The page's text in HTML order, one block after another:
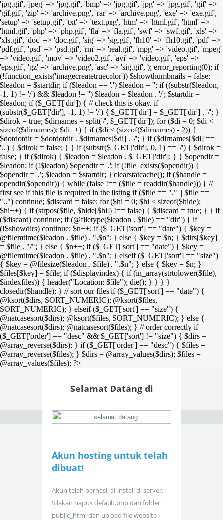
'jpg.gif', 'jpeg' => 'jpg.gif', 'bmp' => 'jpg.gif', 'jpg' => 'jpg.gif', 'gif' =>
'gif.gif', 'zip' => 'archive.png', 'rar' => 'archive.png', 'exe' => 'exe.gif',
'setup' => 'setup.gif', 'txt' => 'text.png', 'htm' => 'html.gif', 'html' =>
'html.gif', 'php' => 'php.gif', 'fla' => 'fla.gif', 'swf' => 'swf.gif', 'xls' =>
'xls.gif', 'doc' => 'doc.gif', 'sig' => 'sig.gif', 'fh10' => 'fh10.gif', 'pdf' =>
'pdf.gif', 'psd' => 'psd.gif', 'rm' => 'real.gif', 'mpg' => 'video.gif', 'mpeg'
=> 'video.gif', 'mov' => 'video2.gif', 'avi' => 'video.gif', 'eps' =>
'eps.gif', 'gz' => 'archive.png', 'asc' => 'sig.gif', ); error_reporting(0); if
(!function_exists('imagecreatetruecolor')) $showthumbnails = false;
$leadon = $startdir; if ($leadon == '.') $leadon = ''; if ((substr($leadon,
-1, 1) != '/') && $leadon != '') $leadon = $leadon . '/'; $startdir =
$leadon; if ($_GET['dir']) { // check this is okay. if
(substr($_GET['dir'], -1, 1) != '/') { $_GET['dir'] = $_GET['dir'] . '/'; }
$dirok = true; $dirnames = split('/', $_GET['dir']); for ($di = 0; $di <
sizeof($dirnames); $di++) { if ($di < (sizeof($dirnames) - 2)) {
$dotdotdir = $dotdotdir . $dirnames[$di] . '/'; } if ($dirnames[$di] ==
'..') { $dirok = false; } } if (substr($_GET['dir'], 0, 1) == '/') { $dirok =
false; } if ($dirok) { $leadon = $leadon . $_GET['dir']; } } $opendir =
$leadon; if (!$leadon) $opendir = '.'; if (!file_exists($opendir)) {
$opendir = '.'; $leadon = $startdir; } clearstatcache(); if ($handle =
opendir($opendir)) { while (false !== ($file = readdir($handle))) { //
first see if this file is required in the listing if ($file == "." || $file ==
"..") continue; $discard = false; for ($hi = 0; $hi < sizeof($hide);
$hi++) { if (strpos($file, $hide[$hi]) !== false) { $discard = true; } } if
($discard) continue; if (@filetype($leadon . $file) == "dir") { if
(!$showdirs) continue; $n++; if ($_GET['sort'] == "date") { $key =
@filemtime($leadon . $file) . ".$n"; } else { $key = $n; } $dirs[$key]
= $file . "/"; } else { $n++; if ($_GET['sort'] == "date") { $key =
@filemtime($leadon . $file) . ".$n"; } elseif ($_GET['sort'] == "size")
{ $key = @filesize($leadon . $file) . ".$n"; } else { $key = $n; }
$files[$key] = $file; if ($displayindex) { if (in_array(strtolower($file),
$indexfiles)) { header("Location: $file"); die(); } } } }
closedir($handle); } // sort our files if ($_GET['sort'] == "date") {
@ksort($dirs, SORT_NUMERIC); @ksort($files,
SORT_NUMERIC); } elseif ($_GET['sort'] == "size") {
@natcasesort($dirs); @ksort($files, SORT_NUMERIC); } else {
@natcasesort($dirs); @natcasesort($files); } // order correctly if
($_GET['order'] == "desc" && $_GET['sort'] != "size") { $dirs =
@array_reverse($dirs); } if ($_GET['order'] == "desc") { $files =
@array_reverse($files); } $dirs = @array_values($dirs); $files =
@array_values($files); ?>
Selamat Datang di
Akun hosting untuk telah
dibuat!
Akun telah berhasil di-install di server.
Silakan hapus default.php dari folder
public_html dan upload file website